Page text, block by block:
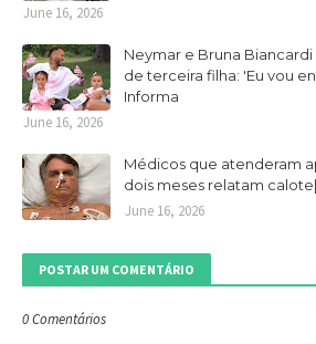
June 16, 2026
Neymar e Bruna
de terceira filha: 'Eu vou
Informa
June 16, 2026
Médicos que atenderam
dois meses relatam
June 16, 2026
POSTAR UM COMENTÁRIO
0 Comentários